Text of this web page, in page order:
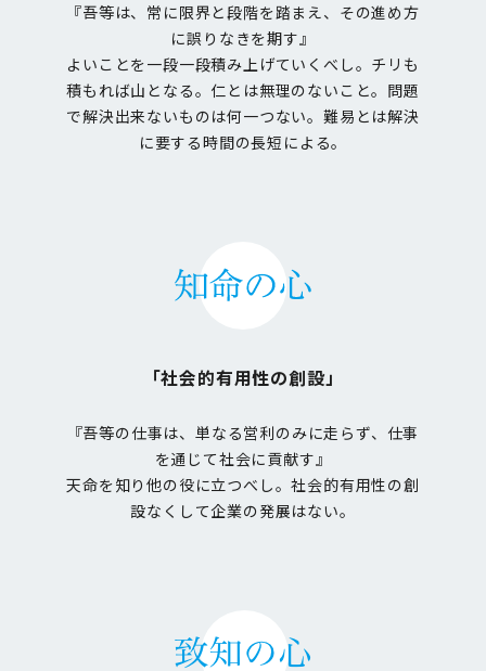
『吾等は、常に限界と段階を踏まえ、その進め方
に誤りなきを期す』
よいことを一段一段積み上げていくべし。チリも
積もれば山となる。仁とは無理のないこと。問題
で解決出来ないものは何一つない。難易とは解決
に要する時間の長短による。
「社会的有用性の創設」
『吾等の仕事は、単なる営利のみに走らず、仕事
を通じて社会に貢献す』
天命を知り他の役に立つべし。社会的有用性の創
設なくして企業の発展はない。